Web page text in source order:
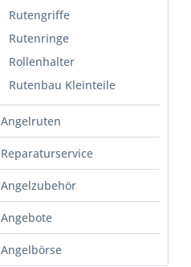
Rutengriffe
Rutenringe
Rollenhalter
Rutenbau Kleinteile
Angelruten
Reparaturservice
Angelzubehör
Angebote
Angelbörse